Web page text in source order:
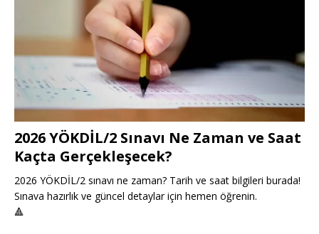
2026 YÖKDİL/2 Sınavı Ne Zaman ve Saat
Kaçta Gerçekleşecek?
2026 YÖKDİL/2 sınavı ne zaman? Tarih ve saat bilgileri burada!
Sınava hazırlık ve güncel detaylar için hemen öğrenin.
🔺